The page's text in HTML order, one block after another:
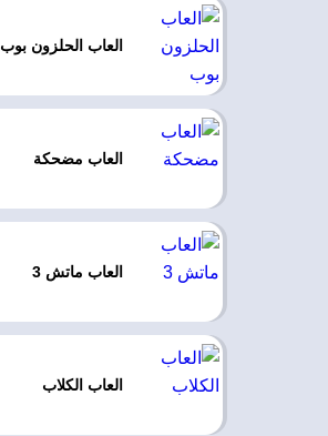
العاب الحلزون بوب
العاب مضحكة
العاب ماتش 3
العاب الكلاب